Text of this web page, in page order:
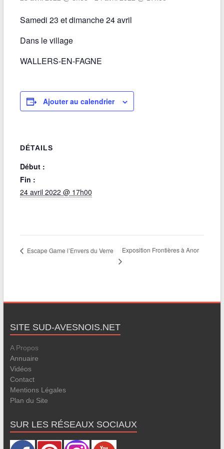
Samedi 23 et dimanche 24 avril
Dans le village
WALLERS-EN-FAGNE
Ajouter au calendrier
DÉTAILS
Début :
Fin :
24 avril 2022 @ 17h00
Escape Game l’Envers du Verre Exposition Frontières à Anor
SITE SUD-AVESNOIS.NET
A Propos
Annuaire
Vidéos
Contact
Mentions Légales
Plan du Site
SUR LES RÉSEAUX SOCIAUX